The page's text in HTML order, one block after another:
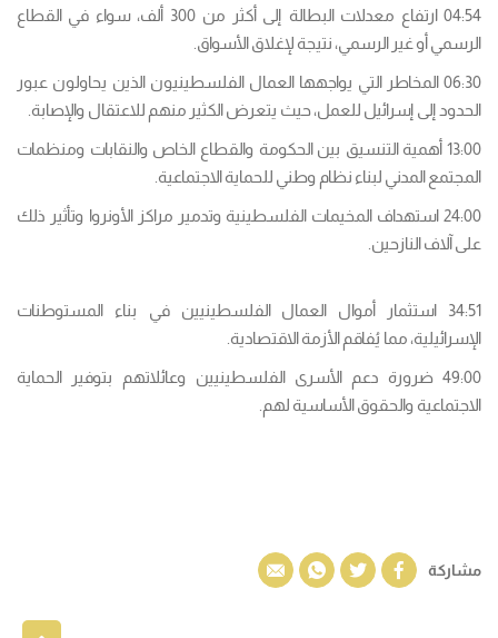
04:54 ارتفاع معدلات البطالة إلى أكثر من 300 ألف، سواء في القطاع
الرسمي أو غير الرسمي، نتيجة لإغلاق الأسواق.
06:30 المخاطر التي يواجهها العمال الفلسطينيون الذين يحاولون عبور
الحدود إلى إسرائيل للعمل، حيث يتعرض الكثير منهم للاعتقال والإصابة.
13:00 أهمية التنسيق بين الحكومة والقطاع الخاص والنقابات ومنظمات
المجتمع المدني لبناء نظام وطني للحماية الاجتماعية.
24:00 استهداف المخيمات الفلسطينية وتدمير مراكز الأونروا وتأثير ذلك
على آلاف النازحين.
34:51 استثمار أموال العمال الفلسطينيين في بناء المستوطنات
الإسرائيلية، مما يُفاقم الأزمة الاقتصادية.
49:00 ضرورة دعم الأسرى الفلسطينيين وعائلاتهم بتوفير الحماية
الاجتماعية والحقوق الأساسية لهم.
مشاركة